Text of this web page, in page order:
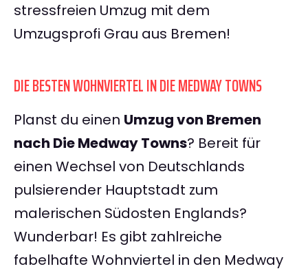
stressfreien Umzug mit dem
Umzugsprofi Grau aus Bremen!
DIE BESTEN WOHNVIERTEL IN DIE MEDWAY TOWNS
Planst du einen Umzug von Bremen
nach Die Medway Towns? Bereit für
einen Wechsel von Deutschlands
pulsierender Hauptstadt zum
malerischen Südosten Englands?
Wunderbar! Es gibt zahlreiche
fabelhafte Wohnviertel in den Medway